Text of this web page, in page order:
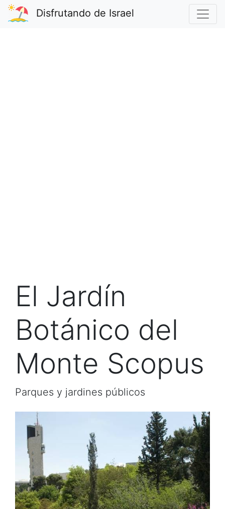
Disfrutando de Israel
El Jardín
Botánico del
Monte Scopus
Parques y jardines públicos